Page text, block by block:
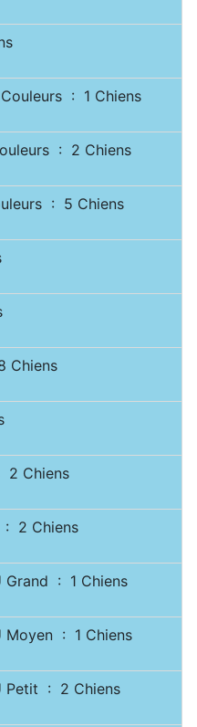
Couleurs : 1 Chiens
: 2 Chiens
: 5 Chiens
Chiens
2 Chiens
: 2 Chiens
Grand : 1 Chiens
Moyen : 1 Chiens
Petit : 2 Chiens